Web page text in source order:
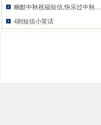
幽默中秋祝福短信,快乐过中秋....
4则短信小笑话